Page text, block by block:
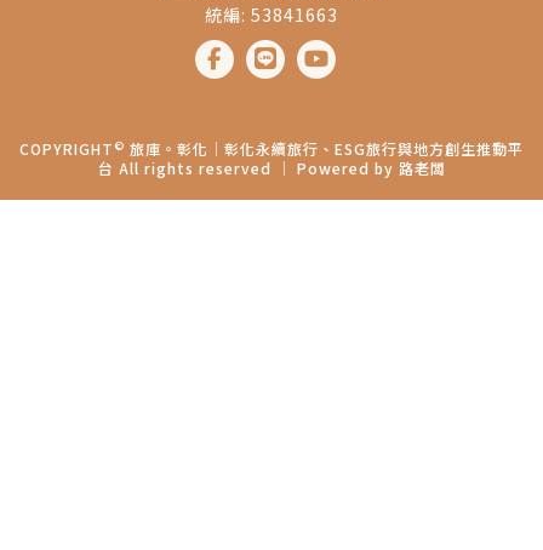
統編: 53841663
COPYRIGHT © 旅庫。彰化│彰化永續旅行、ESG旅行與地方創生推動平
台 All rights reserved ｜ Powered by 路老闆